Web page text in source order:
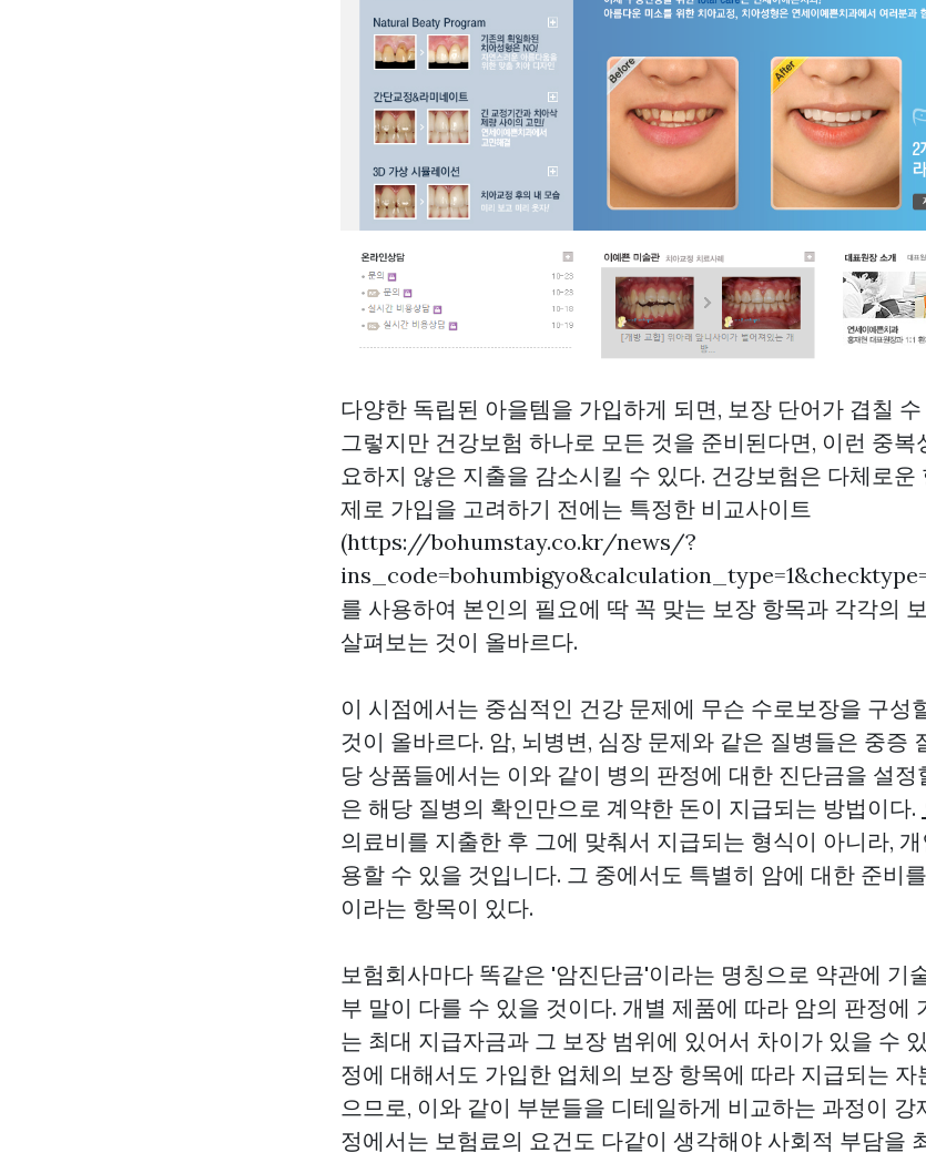
다양한 독립된 아을템을 가입하게 되면, 보장 단어가 겹칠
그렇지만 건강보험 하나로 모든 것을 준비된다면, 이런 중복
요하지 않은 지출을 감소시킬 수 있다. 건강보험은 다체로운
제로 가입을 고려하기 전에는 특정한 비교사이트
(https://bohumstay.co.kr/news/?
를 사용하여 본인의 필요에 딱 꼭 맞는 보장 항목과 각각의
살펴보는 것이 올바르다.
이 시점에서는 중심적인 건강 문제에 무슨 수로보장을 구성
것이 올바르다. 암, 뇌병변, 심장 문제와 같은 질병들은 중증
당 상품들에서는 이와 같이 병의 판정에 대한 진단금을 설정
은 해당 질병의 확인만으로 계약한 돈이 지급되는 방법이다.
의료비를 지출한 후 그에 맞춰서 지급되는 형식이 아니라,
용할 수 있을 것입니다. 그 중에서도 특별히 암에 대한 준비
이라는 항목이 있다.
보험회사마다 똑같은 '암진단금'이라는 명칭으로 약관에 기
부 말이 다를 수 있을 것이다. 개별 제품에 따라 암의 판정에
는 최대 지급자금과 그 보장 범위에 있어서 차이가 있을 수
정에 대해서도 가입한 업체의 보장 항목에 따라 지급되는 자
으므로, 이와 같이 부분들을 디테일하게 비교하는 과정이 강
정에서는 보험료의 요건도 다같이 생각해야 사회적 부담을